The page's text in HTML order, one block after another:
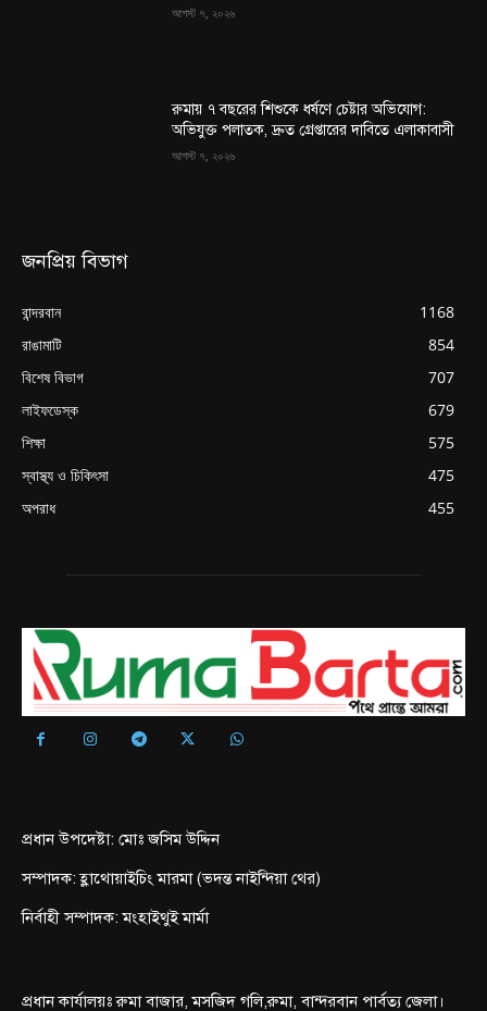
আগস্ট ৭, ২০২৬
রুমায় ৭ বছরের শিশুকে ধর্ষণে চেষ্টার অভিযোগ:
অভিযুক্ত পলাতক, দ্রুত গ্রেপ্তারের দাবিতে এলাকাবাসী
আগস্ট ৭, ২০২৬
জনপ্রিয় বিভাগ
বান্দরবান
1168
রাঙামাটি
854
বিশেষ বিভাগ
707
লাইফডেস্ক
679
শিক্ষা
575
স্বাস্থ্য ও চিকিৎসা
475
অপরাধ
455
প্রধান উপদেষ্টা: মোঃ জসিম উদ্দিন
সম্পাদক: হ্লাথোয়াইচিং মারমা (ভদন্ত নাইন্দিয়া থের)
নির্বাহী সম্পাদক: মংহাইথুই মার্মা
প্রধান কার্যালয়ঃ রুমা বাজার, মসজিদ গলি,রুমা, বান্দরবান পার্বত্য জেলা।